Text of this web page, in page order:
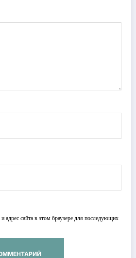
сайта в этом браузере для последующих